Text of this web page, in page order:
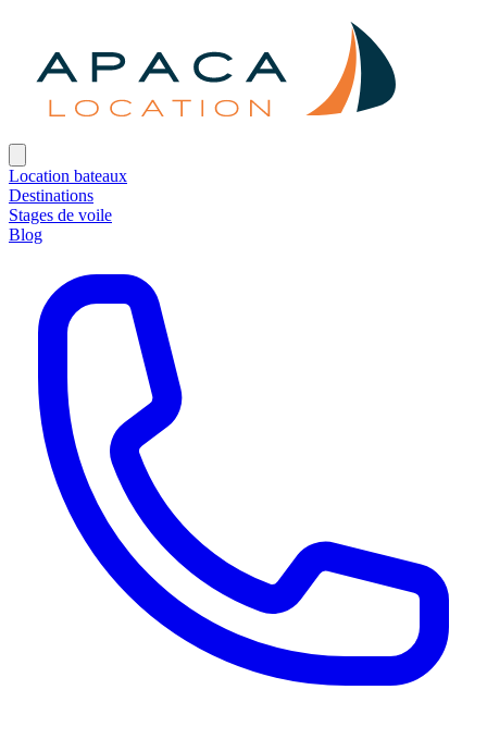
Location bateaux
Destinations
Stages de voile
Blog